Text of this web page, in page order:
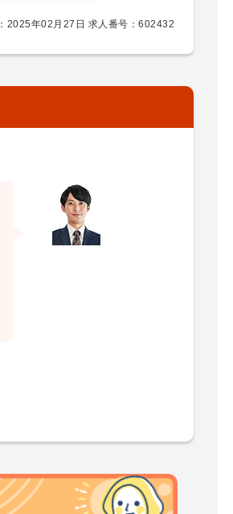
2025年02月27日 求人番号：602432